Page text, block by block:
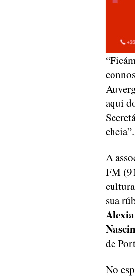
aqui
cheia”.
A
FM
sua
de
No